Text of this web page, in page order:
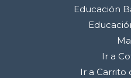
Educación
Ir a
Ir a Carrito